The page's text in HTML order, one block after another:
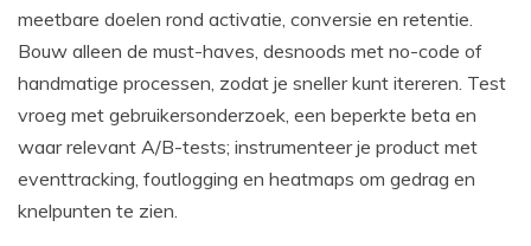
meetbare doelen rond activatie, conversie en retentie.
Bouw alleen de must-haves, desnoods met no-code of
handmatige processen, zodat je sneller kunt itereren. Test
vroeg met gebruikersonderzoek, een beperkte beta en
waar relevant A/B-tests; instrumenteer je product met
eventtracking, foutlogging en heatmaps om gedrag en
knelpunten te zien.